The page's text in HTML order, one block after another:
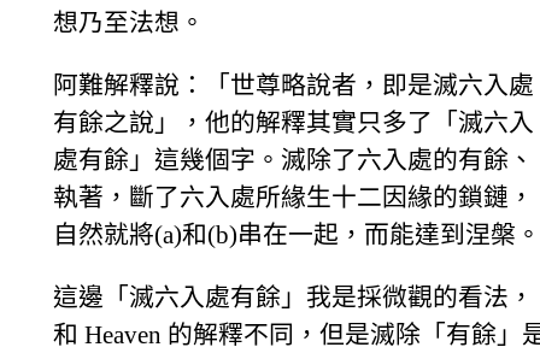
想乃至法想。
阿難解釋說：「世尊略說者，即是滅六入處
有餘之說」，他的解釋其實只多了「滅六入
處有餘」這幾個字。滅除了六入處的有餘、
執著，斷了六入處所緣生十二因緣的鎖鏈，
自然就將(a)和(b)串在一起，而能達到涅槃。
這邊「滅六入處有餘」我是採微觀的看法，
和 Heaven 的解釋不同，但是滅除「有餘」